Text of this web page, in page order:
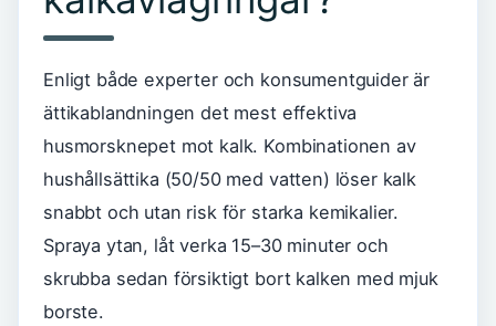
Enligt både experter och konsumentguider är
ättikablandningen det mest effektiva
husmorsknepet mot kalk. Kombinationen av
hushållsättika (50/50 med vatten) löser kalk
snabbt och utan risk för starka kemikalier.
Spraya ytan, låt verka 15–30 minuter och
skrubba sedan försiktigt bort kalken med mjuk
borste.